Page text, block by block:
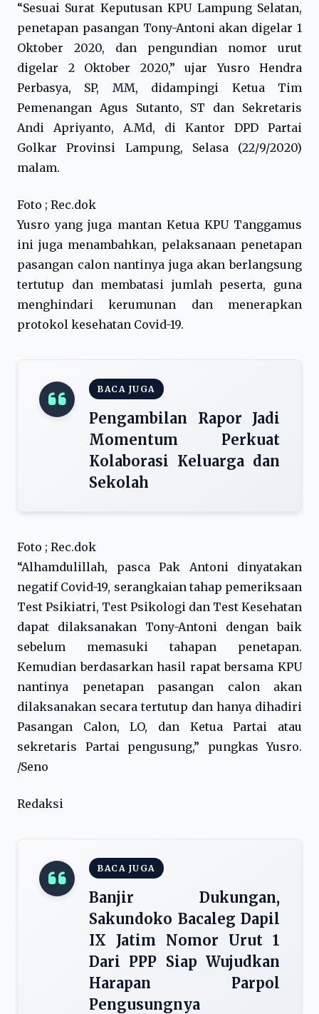
“Sesuai Surat Keputusan KPU Lampung Selatan,
penetapan pasangan Tony-Antoni akan digelar 1
Oktober 2020, dan pengundian nomor urut
digelar 2 Oktober 2020,” ujar Yusro Hendra
Perbasya, SP, MM, didampingi Ketua Tim
Pemenangan Agus Sutanto, ST dan Sekretaris
Andi Apriyanto, A.Md, di Kantor DPD Partai
Golkar Provinsi Lampung, Selasa (22/9/2020)
malam.
Foto ; Rec.dok
Yusro yang juga mantan Ketua KPU Tanggamus
ini juga menambahkan, pelaksanaan penetapan
pasangan calon nantinya juga akan berlangsung
tertutup dan membatasi jumlah peserta, guna
menghindari kerumunan dan menerapkan
protokol kesehatan Covid-19.
BACA JUGA
Pengambilan Rapor Jadi
Momentum Perkuat
Kolaborasi Keluarga dan
Sekolah
Foto ; Rec.dok
“Alhamdulillah, pasca Pak Antoni dinyatakan
negatif Covid-19, serangkaian tahap pemeriksaan
Test Psikiatri, Test Psikologi dan Test Kesehatan
dapat dilaksanakan Tony-Antoni dengan baik
sebelum memasuki tahapan penetapan.
Kemudian berdasarkan hasil rapat bersama KPU
nantinya penetapan pasangan calon akan
dilaksanakan secara tertutup dan hanya dihadiri
Pasangan Calon, LO, dan Ketua Partai atau
sekretaris Partai pengusung,” pungkas Yusro.
/Seno
Redaksi
BACA JUGA
Banjir Dukungan,
Sakundoko Bacaleg Dapil
IX Jatim Nomor Urut 1
Dari PPP Siap Wujudkan
Harapan Parpol
Pengusungnya